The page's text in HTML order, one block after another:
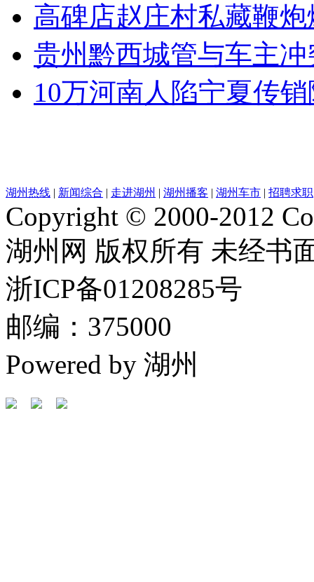
高碑店赵庄村私藏鞭
贵州黔西城管与车主
10万河南人陷宁夏传
湖州热线 | 新闻综合 | 走进湖州 | 湖州播客 | 湖州车市 | 招聘求职
Copyright © 2000-2012
湖州网 版权所有 未经书
浙ICP备01208285号
邮编：375000
Powered by 湖州